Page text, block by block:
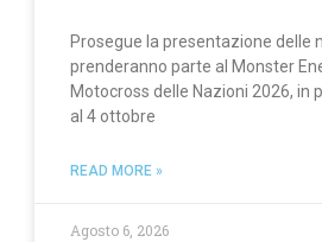
Prosegue la presentazione delle
prenderanno parte al Monster
Motocross delle Nazioni 2026, in
al 4 ottobre
READ MORE »
Agosto 6, 2026